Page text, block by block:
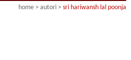
home > autori > sri hariwansh lal poonja